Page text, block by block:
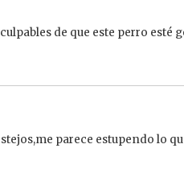
de que este perro esté
parece estupendo lo